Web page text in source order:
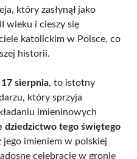
który zasłynął jako
wieku i cieszy się
katolickim w Polsce, co
historii.
17 sierpnia, to istotny
który sprzyja
imieninowych
dziedzictwo tego świętego
jego imieniem w polskiej
celebracje w gronie